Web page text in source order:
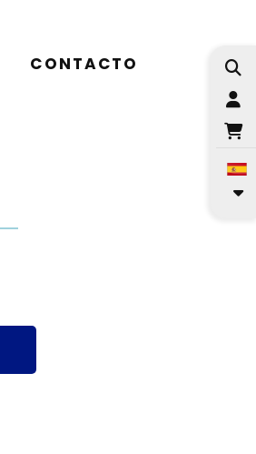
CONTACTO